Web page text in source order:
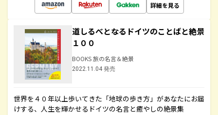
詳細を見る
道しるべとなるドイツのことばと絶景
１００
BOOKS 旅の名言＆絶景
2022.11.04 発売
世界を４０年以上歩いてきた「地球の歩き方」があなたにお届
けする、人生を輝かせるドイツの名言と癒やしの絶景集